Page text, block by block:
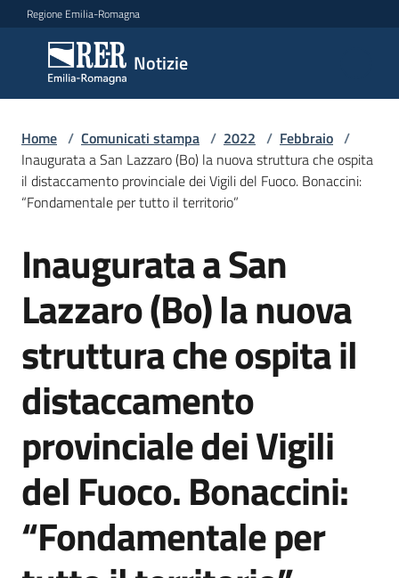
Vai al contenuto
Vai alla navigazione
Vai al footer
Regione Emilia-Romagna
Notizie
Notizie
Comunicati
stampa
Menu selezionato
Cerca
comunicato
Risorse
Agenzia
informazione
comunicazione
Home / Comunicati stampa / 2022 / Febbraio /
Inaugurata a San Lazzaro (Bo) la nuova struttura che ospita
il distaccamento provinciale dei Vigili del Fuoco. Bonaccini:
“Fondamentale per tutto il territorio”
Salta al contenuto
Inaugurata a San
Lazzaro (Bo) la nuova
struttura che ospita il
distaccamento
provinciale dei Vigili
del Fuoco. Bonaccini:
“Fondamentale per